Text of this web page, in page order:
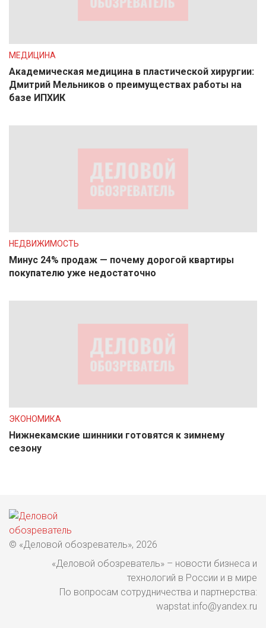
МЕДИЦИНА
Академическая медицина в пластической хирургии:
Дмитрий Мельников о преимуществах работы на
базе ИПХИК
НЕДВИЖИМОСТЬ
Минус 24% продаж — почему дорогой квартиры
покупателю уже недостаточно
ЭКОНОМИКА
Нижнекамские шинники готовятся к зимнему
сезону
© «Деловой обозреватель», 2026
«Деловой обозреватель» – новости бизнеса и
технологий в России и в мире
По вопросам сотрудничества и партнерства:
wapstat.info@yandex.ru